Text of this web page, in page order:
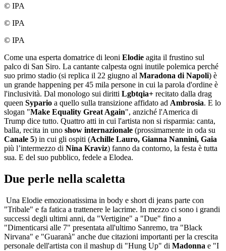
© IPA
© IPA
© IPA
Come una esperta domatrice di leoni Elodie agita il frustino sul
palco di San Siro. La cantante calpesta ogni inutile polemica perché
suo primo stadio (si replica il 22 giugno al Maradona di Napoli) è
un grande happening per 45 mila persone in cui la parola d'ordine è
l'inclusività. Dal monologo sui diritti Lgbtqia+ recitato dalla drag
queen Sypario a quello sulla transizione affidato ad Ambrosia. E lo
slogan "Make Equality Great Again", anziché l'America di
Trump dice tutto. Quattro atti in cui l'artista non si risparmia: canta,
balla, recita in uno show internazionale (prossimamente in oda su
Canale 5) in cui gli ospiti (Achille Lauro, Gianna Nannini, Gaia
più l’intermezzo di Nina Kraviz) fanno da contorno, la festa è tutta
sua. E del suo pubblico, fedele a Elodea.
Due perle nella scaletta
Una Elodie emozionatissima in body e short di jeans parte con
"Tribale" e fa fatica a trattenere le lacrime. In mezzo ci sono i grandi
successi degli ultimi anni, da "Vertigine" a "Due" fino a
"Dimenticarsi alle 7" presentata all'ultimo Sanremo, tra "Black
Nirvana" e "Guaranà" anche due citazioni importanti per la crescita
personale dell'artista con il mashup di "Hung Up" di Madonna e "I